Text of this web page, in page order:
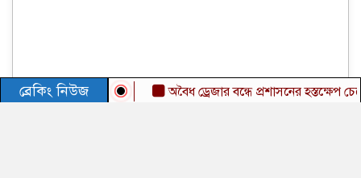
ব্রেকিং নিউজ অবৈধ ড্রেজার বন্ধে প্রশাসনের হস্তক্ষেপ চেয়ে